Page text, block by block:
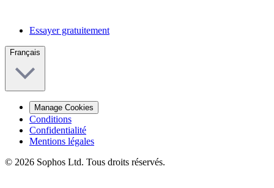
Essayer gratuitement
Français
Manage Cookies
Conditions
Confidentialité
Mentions légales
© 2026 Sophos Ltd. Tous droits réservés.